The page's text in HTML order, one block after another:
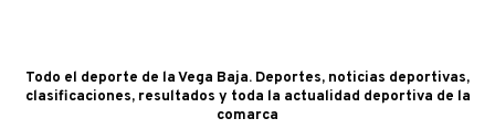
Todo el deporte de la Vega Baja. Deportes, noticias deportivas,
clasificaciones, resultados y toda la actualidad deportiva de la
comarca